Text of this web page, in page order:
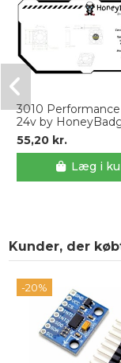
3010 Performance
24v by
55,20 kr.
Læg i
Kunder, der
-20%